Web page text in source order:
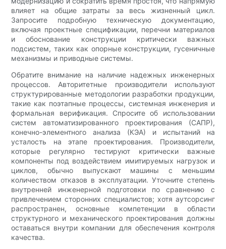
влияет на общие затраты за весь жизненный цикл.
Запросите подробную техническую документацию,
включая проектные спецификации, перечни материалов
и обоснование конструкции критически важных
подсистем, таких как опорные конструкции, гусеничные
механизмы и приводные системы.
Обратите внимание на наличие надежных инженерных
процессов. Авторитетные производители используют
структурированные методологии разработки продукции,
такие как поэтапные процессы, системная инженерия и
формальная верификация. Спросите об использовании
систем автоматизированного проектирования (САПР),
конечно-элементного анализа (КЭА) и испытаний на
усталость на этапе проектирования. Производители,
которые регулярно тестируют критически важные
компоненты под воздействием имитируемых нагрузок и
циклов, обычно выпускают машины с меньшим
количеством отказов в эксплуатации. Уточните степень
внутренней инженерной подготовки по сравнению с
привлечением сторонних специалистов; хотя аутсорсинг
распространен, основные компетенции в области
структурного и механического проектирования должны
оставаться внутри компании для обеспечения контроля
качества.